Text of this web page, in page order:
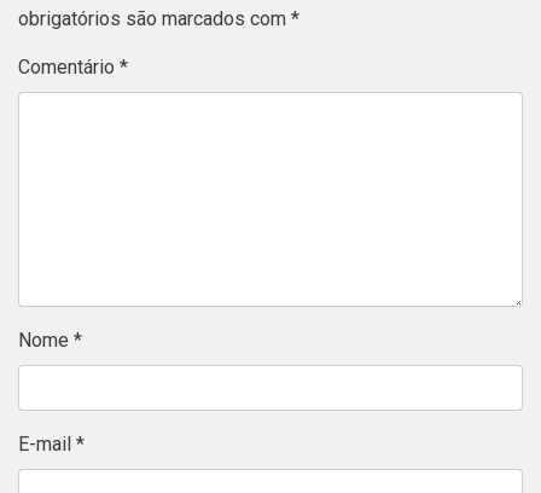
obrigatórios são marcados com *
Comentário *
Nome *
E-mail *